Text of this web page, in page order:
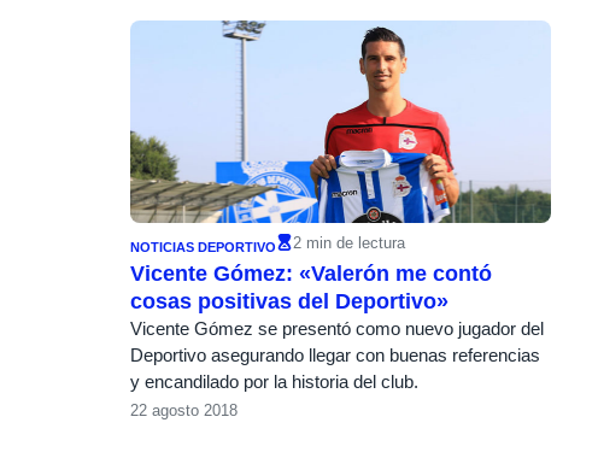
NOTICIAS DEPORTIVO 2 min de lectura
Vicente Gómez: «Valerón me contó
cosas positivas del Deportivo»
Vicente Gómez se presentó como nuevo jugador del
Deportivo asegurando llegar con buenas referencias
y encandilado por la historia del club.
22 agosto 2018